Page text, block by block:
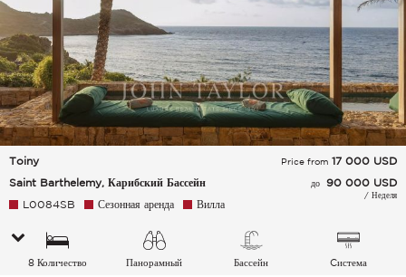
Toiny
Saint Barthelemy, Карибский Бассейн
Price from 17 000 USD
до 90 000 USD
/ Неделя
L0084SB Сезонная аренда Вилла
8 Количество
Панорамный Бассейн
Cистема